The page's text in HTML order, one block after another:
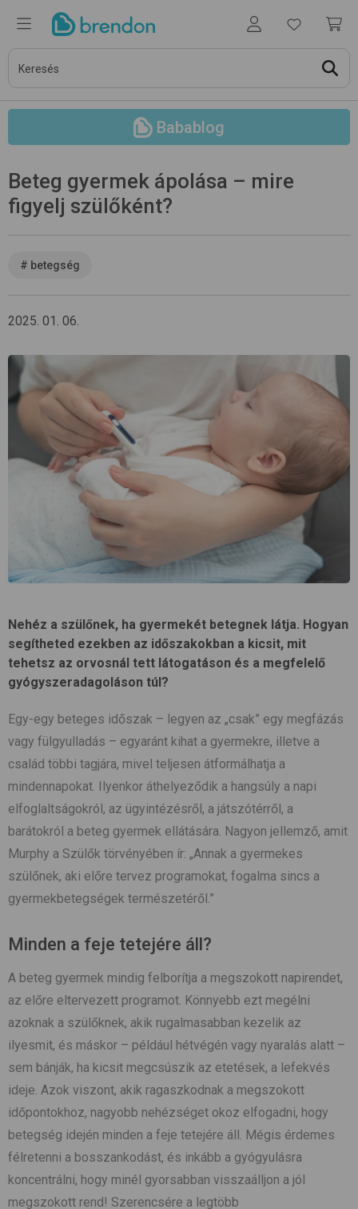
Babablog
Beteg gyermek ápolása – mire
figyelj szülőként?
# betegség
2025. 01. 06.
Nehéz a szülőnek, ha gyermekét betegnek látja. Hogyan
segítheted ezekben az időszakokban a kicsit, mit
tehetsz az orvosnál tett látogatáson és a megfelelő
gyógyszeradagoláson túl?
Egy-egy beteges időszak – legyen az „csak” egy megfázás
vagy fülgyulladás – egyaránt kihat a gyermekre, illetve a
család többi tagjára, mivel teljesen átformálhatja a
mindennapokat. Ilyenkor áthelyeződik a hangsúly a napi
elfoglaltságokról, az ügyintézésről, a játszótérről, a
barátokról a beteg gyermek ellátására. Nagyon jellemző, amit
Murphy a Szülők törvényében ír: „Annak a gyermekes
szülőnek, aki előre tervez programokat, fogalma sincs a
gyermekbetegségek természetéről.”
Minden a feje tetejére áll?
A beteg gyermek mindig felborítja a megszokott napirendet,
az előre eltervezett programot. Könnyebb ezt megélni
azoknak a szülőknek, akik rugalmasabban kezelik az
ilyesmit, és máskor – például hétvégén vagy nyaralás alatt –
sem bánják, ha kicsit megcsúszik az etetések, a lefekvés
ideje. Azok viszont, akik ragaszkodnak a megszokott
időpontokhoz, nagyobb nehézséget okoz elfogadni, hogy
betegség idején minden a feje tetejére áll. Mégis érdemes
félretenni a bosszankodást, és inkább a gyógyulásra
koncentrálni, hogy minél gyorsabban visszaálljon a jól
megszokott rend! Szerencsére a legtöbb